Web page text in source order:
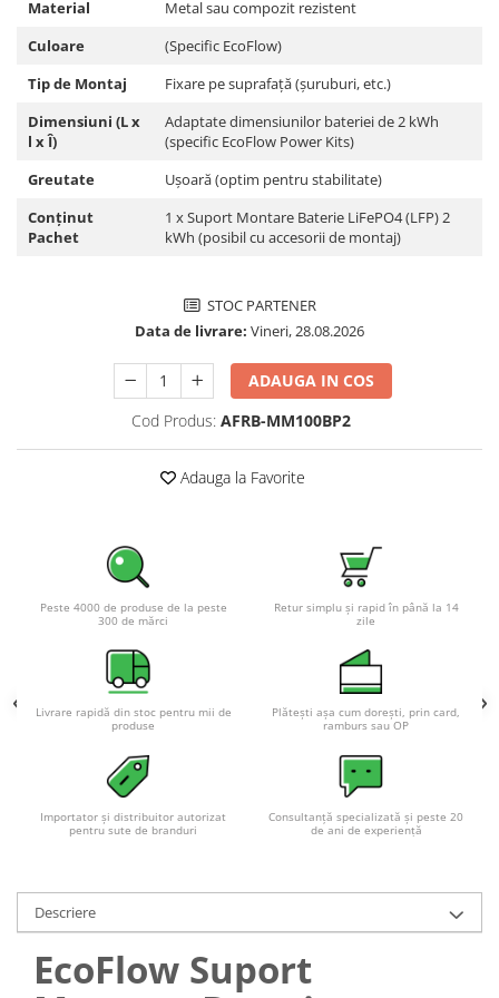
Pachete complete stocare energie
Sisteme de Stocare Comerciale
Sisteme fotovoltaice complete
Sisteme fotovoltaice de putere
mica (rulota/caravan/case de
Sisteme fotovoltaice profesionale
Pachete sisteme fotovoltaice
Statii de incarcare vehicule
Cabluri de incarcare vehicule
Prize de incarcare vehicule
Accesorii
Turbine eoliene pentru casă
Baterii si acumulatori gel si VRLA
Baterii si acumulatori AGM VRLA
Acumulatori Moto, ATV
GEL
SLA AGM (Sealed Lead Acid)
Deep Cycle - Tractiune/Semi-
APC
Sisteme de management (BMS)
Material
Metal sau compozit rezistent
Culoare
(Specific EcoFlow)
Tip de Montaj
Fixare pe suprafață (șuruburi, etc.)
Dimensiuni (L x
l x Î)
Adaptate dimensiunilor bateriei de 2 kWh
(specific EcoFlow Power Kits)
Greutate
Ușoară (optim pentru stabilitate)
Conținut
Pachet
1 x Suport Montare Baterie LiFePO4 (LFP) 2
kWh (posibil cu accesorii de montaj)
STOC PARTENER
Data de livrare: Vineri, 28.08.2026
ADAUGA IN COS
Cod Produs: AFRB-MM100BP2
Adauga la Favorite
Peste 4000 de produse de la peste
300 de mărci
Retur simplu și rapid în până la 14
zile
Livrare rapidă din stoc pentru mii de
produse
Plătești așa cum dorești, prin card,
ramburs sau OP
Importator și distribuitor autorizat
pentru sute de branduri
Consultanță specializată și peste 20
de ani de experiență
Descriere
EcoFlow Suport